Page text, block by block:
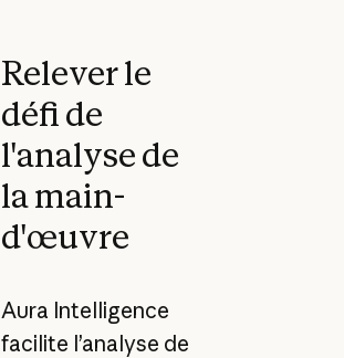
Relever le
défi de
l'analyse de
la main-
d'œuvre
Aura Intelligence
facilite l’analyse de